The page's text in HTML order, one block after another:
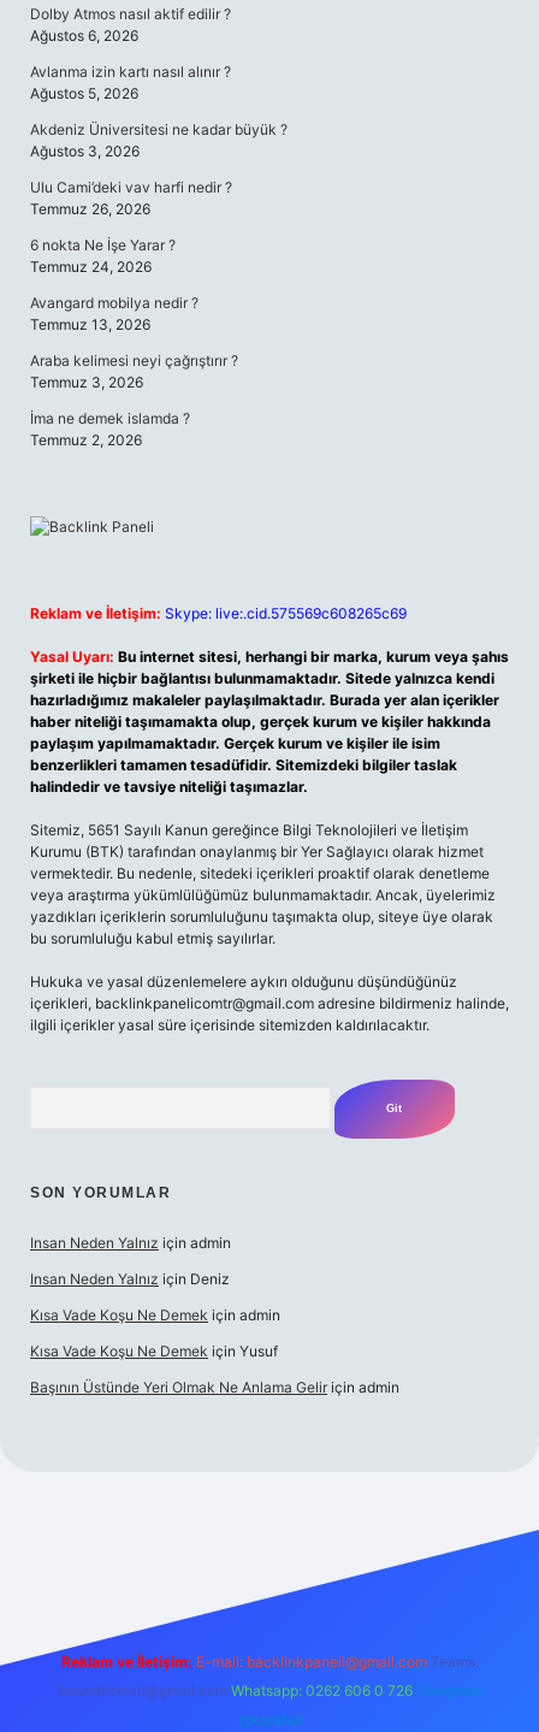
Dolby Atmos nasıl aktif edilir ?
Ağustos 6, 2026
Avlanma izin kartı nasıl alınır ?
Ağustos 5, 2026
Akdeniz Üniversitesi ne kadar büyük ?
Ağustos 3, 2026
Ulu Cami’deki vav harfi nedir ?
Temmuz 26, 2026
6 nokta Ne İşe Yarar ?
Temmuz 24, 2026
Avangard mobilya nedir ?
Temmuz 13, 2026
Araba kelimesi neyi çağrıştırır ?
Temmuz 3, 2026
İma ne demek islamda ?
Temmuz 2, 2026
Reklam ve İletişim: Skype: live:.cid.575569c608265c69
Yasal Uyarı: Bu internet sitesi, herhangi bir marka, kurum veya şahıs
şirketi ile hiçbir bağlantısı bulunmamaktadır. Sitede yalnızca kendi
hazırladığımız makaleler paylaşılmaktadır. Burada yer alan içerikler
haber niteliği taşımamakta olup, gerçek kurum ve kişiler hakkında
paylaşım yapılmamaktadır. Gerçek kurum ve kişiler ile isim
benzerlikleri tamamen tesadüfidir. Sitemizdeki bilgiler taslak
halindedir ve tavsiye niteliği taşımazlar.
Sitemiz, 5651 Sayılı Kanun gereğince Bilgi Teknolojileri ve İletişim
Kurumu (BTK) tarafından onaylanmış bir Yer Sağlayıcı olarak hizmet
vermektedir. Bu nedenle, sitedeki içerikleri proaktif olarak denetleme
veya araştırma yükümlülüğümüz bulunmamaktadır. Ancak, üyelerimiz
yazdıkları içeriklerin sorumluluğunu taşımakta olup, siteye üye olarak
bu sorumluluğu kabul etmiş sayılırlar.
Hukuka ve yasal düzenlemelere aykırı olduğunu düşündüğünüz
içerikleri, backlinkpanelicomtr@gmail.com adresine bildirmeniz halinde,
ilgili içerikler yasal süre içerisinde sitemizden kaldırılacaktır.
SON YORUMLAR
Insan Neden Yalnız için admin
Insan Neden Yalnız için Deniz
Kısa Vade Koşu Ne Demek için admin
Kısa Vade Koşu Ne Demek için Yusuf
Başının Üstünde Yeri Olmak Ne Anlama Gelir için admin
Reklam ve İletişim: E-mail: backlinkpaneli@gmail.com Teams:
forumhizmeti@gmail.com Whatsapp: 0262 606 0 726 Telegram:
@karabul